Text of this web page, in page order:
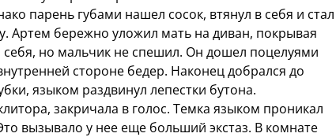
парень губами нашел сосок, втянул в себя и стал
Артем бережно уложил мать на диван, покрывая
себя, но мальчик не спешил. Он дошел поцелуями
стороне бедер. Наконец добрался до
языком раздвинул лепестки бутона.
закричала в голос. Темка языком проникал
вызывало у нее еще больший экстаз. В комнате